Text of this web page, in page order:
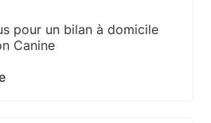
pour un bilan à domicile
Canine